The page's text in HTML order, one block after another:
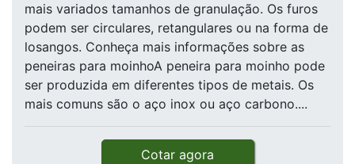
mais variados tamanhos de granulação. Os furos
podem ser circulares, retangulares ou na forma de
losangos. Conheça mais informações sobre as
peneiras para moinhoA peneira para moinho pode
ser produzida em diferentes tipos de metais. Os
mais comuns são o aço inox ou aço carbono....
Cotar agora